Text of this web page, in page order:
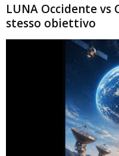
LUNA Occidente vs
stesso obiettivo